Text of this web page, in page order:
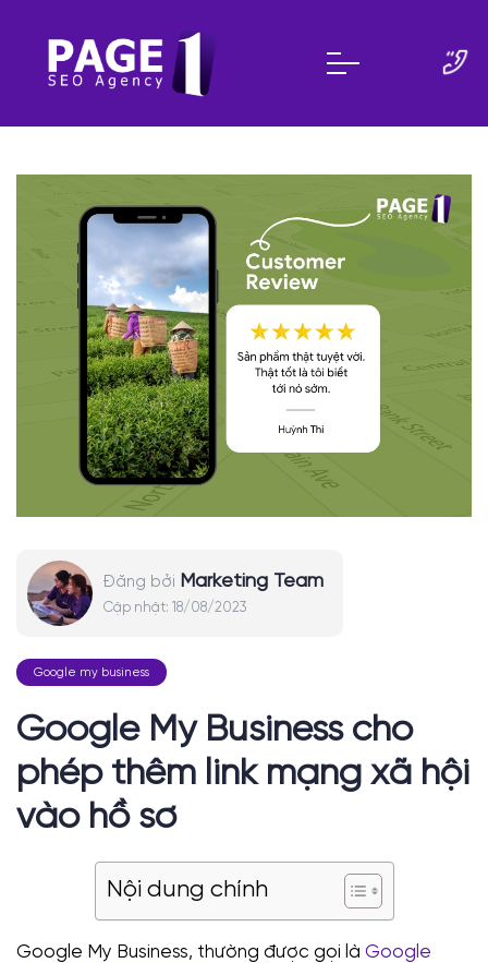
Đăng bởi Marketing Team
Cập nhật: 18/08/2023
Google my business
Google My Business cho
phép thêm link mạng xã hội
vào hồ sơ
Nội dung chính
Google My Business, thường được gọi là Google